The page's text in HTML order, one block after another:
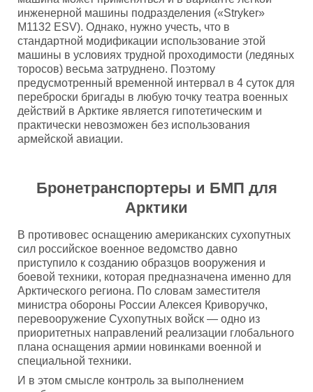
инженерной машины подразделения («Stryker»
M1132 ESV). Однако, нужно учесть, что в
стандартной модификации использование этой
машины в условиях трудной проходимости (ледяных
торосов) весьма затруднено. Поэтому
предусмотренный временной интервал в 4 суток для
переброски бригады в любую точку театра военных
действий в Арктике является гипотетическим и
практически невозможен без использования
армейской авиации.
Бронетранспортеры и БМП для
Арктики
В противовес оснащению американских сухопутных
сил российское военное ведомство давно
приступило к созданию образцов вооружения и
боевой техники, которая предназначена именно для
Арктического региона. По словам заместителя
министра обороны России Алексея Криворучко,
перевооружение Сухопутных войск — одно из
приоритетных направлений реализации глобального
плана оснащения армии новинками военной и
специальной техники.
И в этом смысле контроль за выполнением